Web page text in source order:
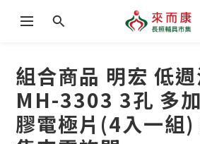
組合商品 明宏 低
MH-3303 3孔 多
膠電極片(4入一組)